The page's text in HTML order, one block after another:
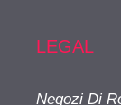
LEGAL
Negozi Di